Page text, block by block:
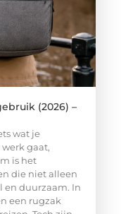
(2026) –
wat je
gaat,
is het
die niet alleen
en duurzaam. In
een rugzak